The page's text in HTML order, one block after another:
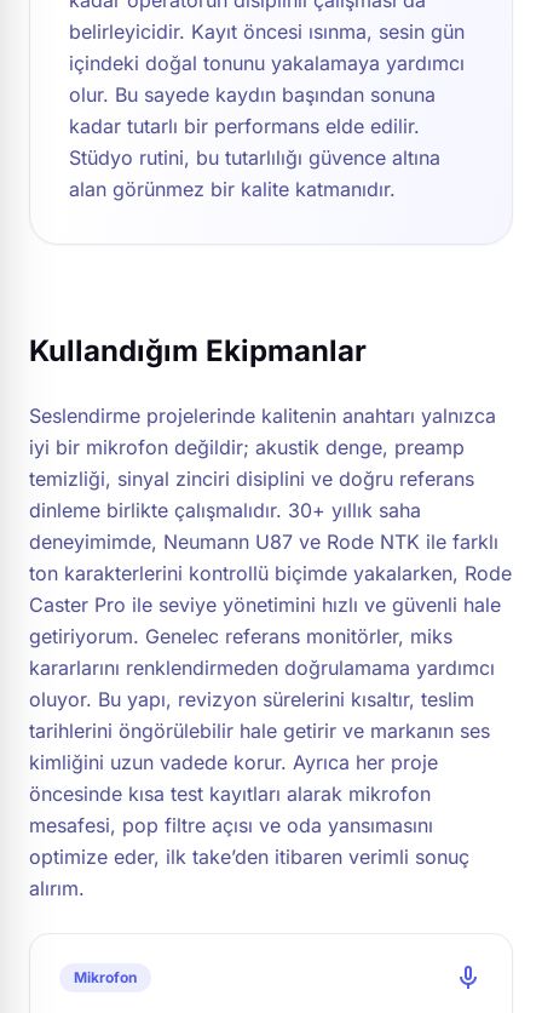
belirleyicidir. Kayıt öncesi ısınma, sesin gün
içindeki doğal tonunu yakalamaya yardımcı
olur. Bu sayede kaydın başından sonuna
kadar tutarlı bir performans elde edilir.
Stüdyo rutini, bu tutarlılığı güvence altına
alan görünmez bir kalite katmanıdır.
Kullandığım Ekipmanlar
Seslendirme projelerinde kalitenin anahtarı yalnızca
iyi bir mikrofon değildir; akustik denge, preamp
temizliği, sinyal zinciri disiplini ve doğru referans
dinleme birlikte çalışmalıdır. 30+ yıllık saha
deneyimimde, Neumann U87 ve Rode NTK ile farklı
ton karakterlerini kontrollü biçimde yakalarken, Rode
Caster Pro ile seviye yönetimini hızlı ve güvenli hale
getiriyorum. Genelec referans monitörler, miks
kararlarını renklendirmeden doğrulamama yardımcı
oluyor. Bu yapı, revizyon sürelerini kısaltır, teslim
tarihlerini öngörülebilir hale getirir ve markanın ses
kimliğini uzun vadede korur. Ayrıca her proje
öncesinde kısa test kayıtları alarak mikrofon
mesafesi, pop filtre açısı ve oda yansımasını
optimize eder, ilk take’den itibaren verimli sonuç
alırım.
Mikrofon mic